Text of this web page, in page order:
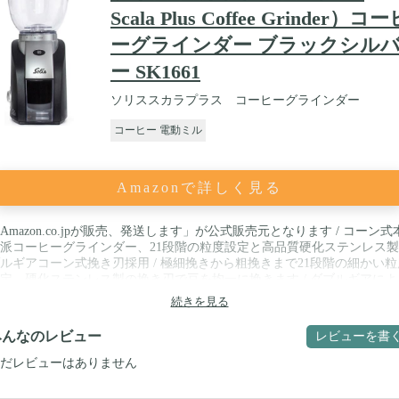
Scala Plus Coffee Grinder）コー
ーグラインダー ブラックシル
ー SK1661
ソリススカラプラス コーヒーグラインダー
コーヒー 電動ミル
Amazonで詳しく見る
Amazon.co.jpが販売、発送します」が公式販売元となります / コーン式
コーヒーグラインダー、21段階の粒度設定と高品質硬化ステンレス
ギアコーン式挽き刃採用 / 極細挽きから粗挽きまで21段階の細かい粒
速回転でコーヒーの持つアロマをそのまま抽出、コーヒー挽き量をコン
ールできるタイマー、スタート・ストップボタン / 大容量のホッパー:約
ｇの豆が入る大容量のホッパー、BPAフリーのプラスチックを使用 /
ソリススカラプラス、コーヒーグラインダー、消費電力:135ワット、本
イズ:13.5cmx28.5cmx17.0cm、重量:1.54kg、付属品:ブラシ、色:ブラッ
続きを見る
なのレビュー レビューを書く
レビューはありません